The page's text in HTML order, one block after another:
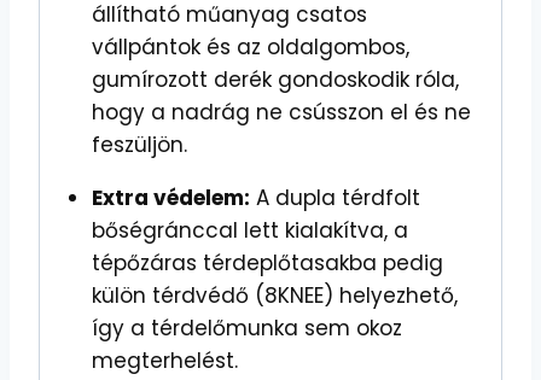
állítható műanyag csatos
vállpántok és az oldalgombos,
gumírozott derék gondoskodik róla,
hogy a nadrág ne csússzon el és ne
feszüljön.
Extra védelem: A dupla térdfolt
bőségránccal lett kialakítva, a
tépőzáras térdeplőtasakba pedig
külön térdvédő (8KNEE) helyezhető,
így a térdelőmunka sem okoz
megterhelést.